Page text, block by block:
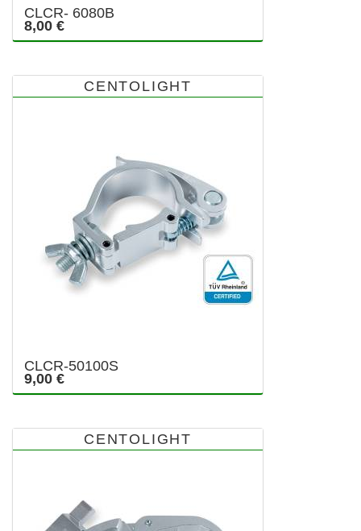
CLCR- 6080B
8,00 €
CENTOLIGHT
CLCR-50100S
9,00 €
CENTOLIGHT